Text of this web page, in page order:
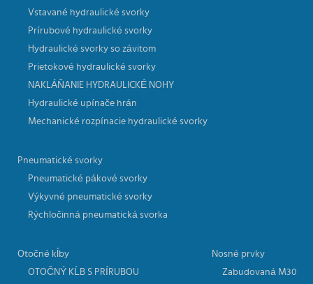
Vstavané hydraulické svorky
Prírubové hydraulické svorky
Hydraulické svorky so závitom
Prietokové hydraulické svorky
NAKLÁŇANIE HYDRAULICKÉ NOHY
Hydraulické upínače hrán
Mechanické rozpínacie hydraulické svorky
Pneumatické svorky
Pneumatické pákové svorky
Výkyvné pneumatické svorky
Rýchločinná pneumatická svorka
Otočné kĺby
OTOČNÝ KĹB S PRÍRUBOU
Nosné prvky
Zabudovaná M30